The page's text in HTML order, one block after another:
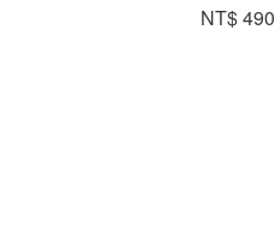
NT$ 490